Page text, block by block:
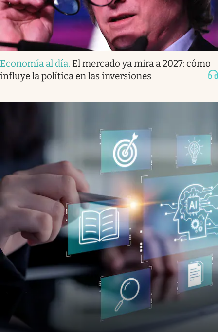
Economía al día. El mercado ya mira a 2027: cómo
influye la política en las inversiones